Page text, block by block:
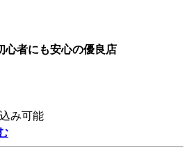
心者にも安心の優良店
み可能